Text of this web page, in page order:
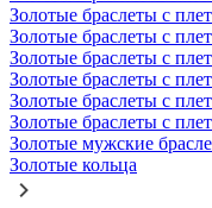
Золотые браслеты с
Золотые браслеты с
Золотые браслеты с
Золотые браслеты с
Золотые браслеты с
Золотые браслеты с
Золотые мужские
Золотые кольца